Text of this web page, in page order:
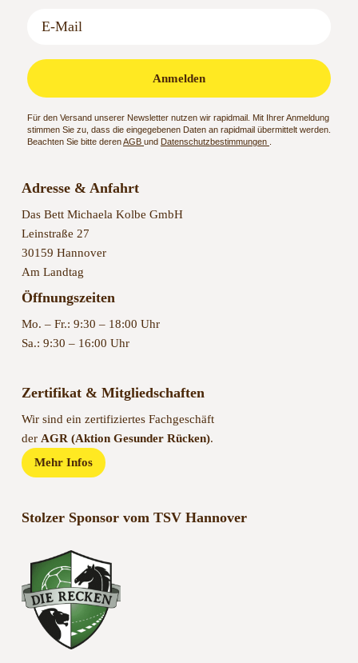
Anmelden
Für den Versand unserer Newsletter nutzen wir rapidmail. Mit Ihrer Anmeldung
stimmen Sie zu, dass die eingegebenen Daten an rapidmail übermittelt werden.
Beachten Sie bitte derenAGB und Datenschutzbestimmungen
Adresse & Anfahrt
Das Bett Michaela Kolbe GmbH
Leinstraße 27
30159 Hannover
Am Landtag
Öffnungszeiten
Mo. – Fr.: 9:30 – 18:00 Uhr
Sa.: 9:30 – 16:00 Uhr
Zertifikat & Mitgliedschaften
Wir sind ein zertifiziertes Fachgeschäft
der AGR (Aktion Gesunder Rücken).
Mehr Infos
Stolzer Sponsor vom TSV Hannover